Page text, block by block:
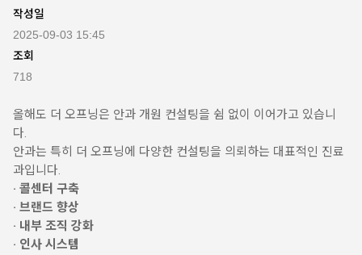
작성일
2025-09-03 15:45
조회
718
올해도 더 오프닝은 안과 개원 컨설팅을 쉼 없이 이어가고 있습니
다.
안과는 특히 더 오프닝에 다양한 컨설팅을 의뢰하는 대표적인 진료
과입니다.
· 콜센터 구축
· 브랜드 향상
· 내부 조직 강화
· 인사 시스템